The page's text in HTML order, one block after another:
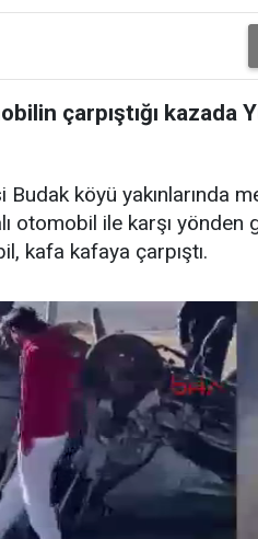
çarpıştığı kazada
köyü yakınlarında
otomobil ile karşı yönden
kafa kafaya çarpıştı.